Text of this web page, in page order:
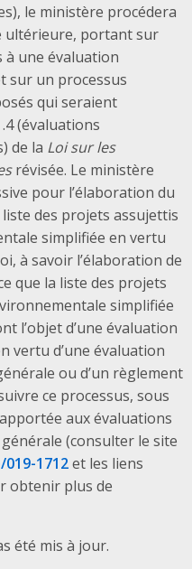
le ministère procédera
ultérieure, portant sur
à une évaluation
sur un processus
qui seraient
.4 (évaluations
de la Loi sur les
révisée. Le ministère
pour l’élaboration du
des projets assujettis
simplifiée en vertu
à savoir l’élaboration de
que la liste des projets
simplifiée
l’objet d’une évaluation
vertu d’une évaluation
ou d’un règlement
ce processus, sous
aux évaluations
(consulter le site
1712et les liens
obtenir plus de
été mis à jour.